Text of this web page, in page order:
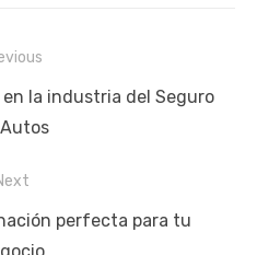
la industria del Seguro
perfecta para tu